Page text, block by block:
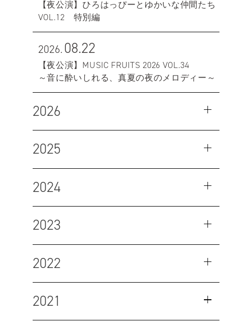
【夜公演】ひろはっぴーとゆかいな仲間たち
VOL.12 特別編
2026.08.22
【夜公演】MUSIC FRUITS 2026 VOL.34
～音に酔いしれる、真夏の夜のメロディー～
2026
2025
2024
2023
2022
2021